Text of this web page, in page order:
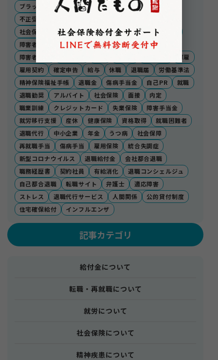
ブラック企業
ベンチャー企業 不支給
引っ越し
不正受給
社会保険給付金
障害厚生年金 業務委託
労務不能
障害者手帳
ハローワーク 引き継ぎ
派遣契約
障害者控除
解雇
雇用契約
確定申告 給与 休職 退職届
労働基準法
精神保険福祉手帳
退職金 傷病手当金 自己PR
就職
退職勧奨
アルバイト 社会保険 面接
内定
職業訓練
クレジットカード 失業保険
障害手当金
就労移行支援
産休 健康保険 資格取得
就職困難者
退職代行
中小企業 年金 うつ病
社会保障
再就職手当
傷病手当 雇用保険
統合失調症
新型コロナウイルス
退職給付金
会社都合退職
職務経歴書
契約社員 有給消化
退職コンシェルジュ
自己都合退職
転職サイト 弁護士
適応障害
ストレス
退職代行サービス 人間関係
公的貸付制度
住宅確保給付
インフルエンザ
記事カテゴリ
給付金について
転職・再就職について
就労について
社会保険について
精神疾患について